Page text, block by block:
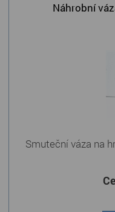
Náhrobní
Smuteční váza na